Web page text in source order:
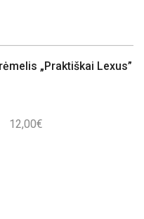
„Praktiškai Lexus”
12,00€